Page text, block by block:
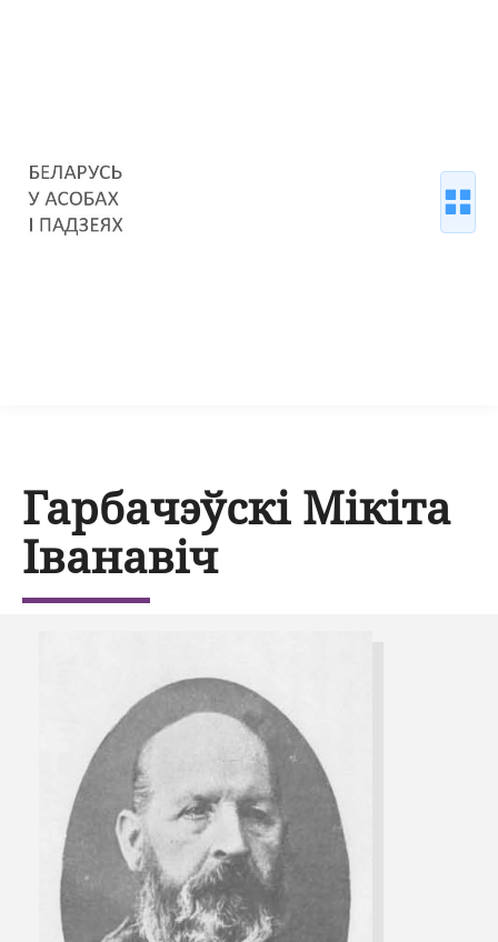
Гарбачэўскі Мікіта
Іванавіч